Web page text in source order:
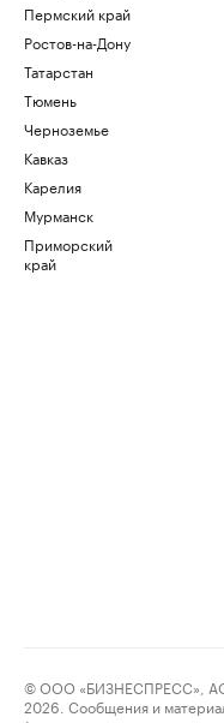
Пермский край
Ростов-на-Дону
Татарстан
Тюмень
Черноземье
Кавказ
Карелия
Мурманск
Приморский
край
© ООО «БИЗНЕСПРЕСС»,
2026. Сообщения и